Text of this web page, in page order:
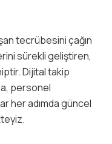
tecrübesini çağın
sürekli geliştiren,
Dijital takip
personel
her adımda güncel